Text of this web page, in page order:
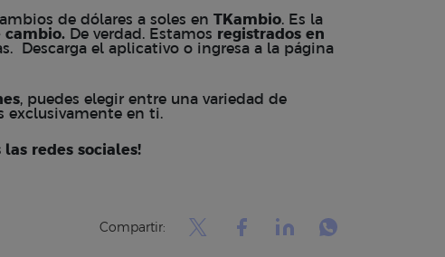
de dólares a soles en TKambio. Es la
cambio. De verdad. Estamos registrados en
Descarga el aplicativo o ingresa a la página
, puedes elegir entre una variedad de
exclusivamente en ti.
redes sociales!
Compartir: